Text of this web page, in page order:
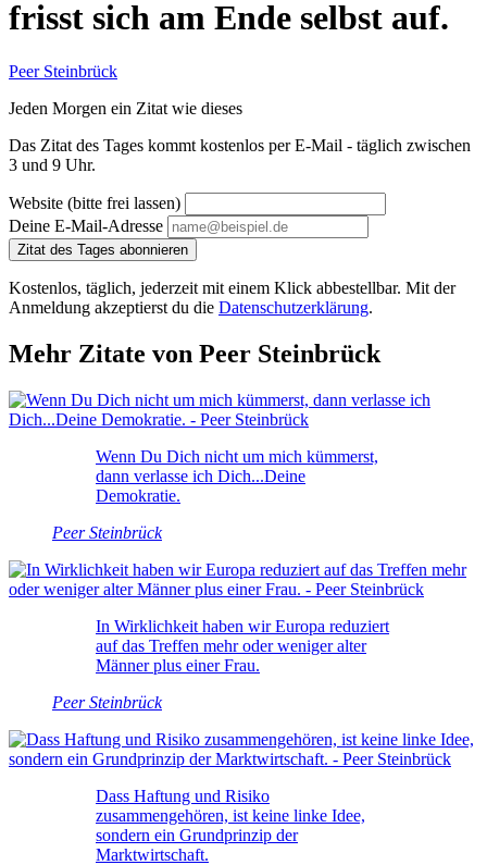
frisst sich am Ende selbst auf.
Peer Steinbrück
Jeden Morgen ein Zitat wie dieses
Das Zitat des Tages kommt kostenlos per E-Mail - täglich zwischen
3 und 9 Uhr.
Website (bitte frei lassen)
Deine E-Mail-Adresse
Zitat des Tages abonnieren
Kostenlos, täglich, jederzeit mit einem Klick abbestellbar. Mit der
Anmeldung akzeptierst du die Datenschutzerklärung.
Mehr Zitate von Peer Steinbrück
Wenn Du Dich nicht um mich kümmerst,
dann verlasse ich Dich...Deine
Demokratie.
Peer Steinbrück
In Wirklichkeit haben wir Europa reduziert
auf das Treffen mehr oder weniger alter
Männer plus einer Frau.
Peer Steinbrück
Dass Haftung und Risiko
zusammengehören, ist keine linke Idee,
sondern ein Grundprinzip der
Marktwirtschaft.